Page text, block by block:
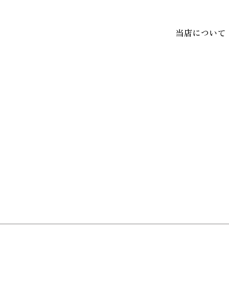
当店について